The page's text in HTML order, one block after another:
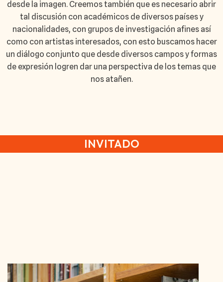
desde la imagen. Creemos también que es necesario abrir
tal discusión con académicos de diversos países y
nacionalidades, con grupos de investigación afines así
como con artistas interesados, con esto buscamos hacer
un diálogo conjunto que desde diversos campos y formas
de expresión logren dar una perspectiva de los temas que
nos atañen.
INVITADO